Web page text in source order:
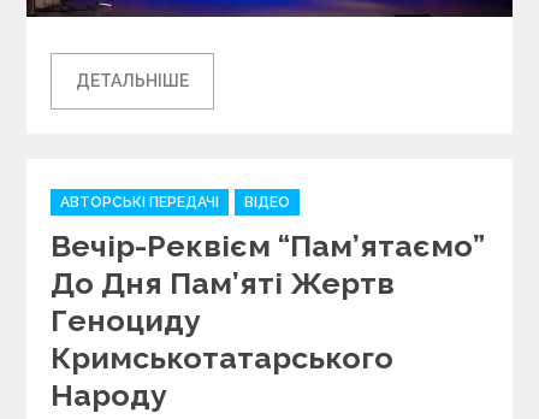
ДЕТАЛЬНІШЕ
C
a
e
g
r
i
e
АВТОРСЬКІ ПЕРЕДАЧІ ВІДЕО
Вечір-Реквієм “Пам’ятаємо”
До Дня Пам’яті Жертв
Геноциду
Кримськотатарського
Народу